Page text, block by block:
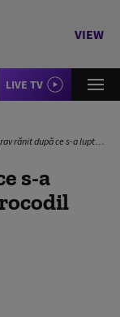
VIEW
LIVE TV
după ce s-a luptat două ore cu un crocodil
s-a